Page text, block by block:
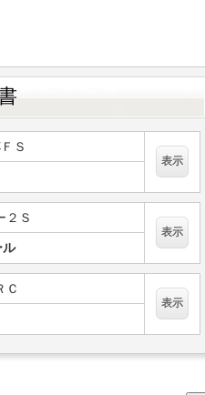
Ｓ
２Ｓ
ル
Ｃ